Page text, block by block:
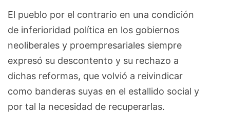
El pueblo por el contrario en una condición
de inferioridad política en los gobiernos
neoliberales y proempresariales siempre
expresó su descontento y su rechazo a
dichas reformas, que volvió a reivindicar
como banderas suyas en el estallido social y
por tal la necesidad de recuperarlas.